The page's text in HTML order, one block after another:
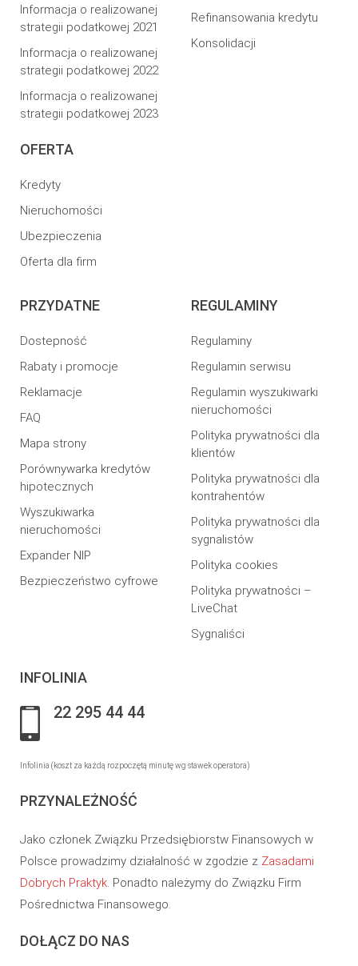
Informacja o realizowanej
strategii podatkowej 2021
Informacja o realizowanej
strategii podatkowej 2022
Informacja o realizowanej
strategii podatkowej 2023
OFERTA
Kredyty
Nieruchomości
Ubezpieczenia
Oferta dla firm
Refinansowania kredytu
Konsolidacji
PRZYDATNE
Dostepność
Rabaty i promocje
Reklamacje
FAQ
Mapa strony
Porównywarka kredytów
hipotecznych
Wyszukiwarka
nieruchomości
Expander NIP
Bezpieczeństwo cyfrowe
REGULAMINY
Regulaminy
Regulamin serwisu
Regulamin wyszukiwarki
nieruchomości
Polityka prywatności dla
klientów
Polityka prywatności dla
kontrahentów
Polityka prywatności dla
sygnalistów
Polityka cookies
Polityka prywatności –
LiveChat
Sygnaliści
INFOLINIA
22 295 44 44
Infolinia (koszt za każdą rozpoczętą minutę wg stawek operatora)
PRZYNALEŻNOŚĆ
Jako członek Związku Przedsiębiorstw Finansowych w
Polsce prowadzimy działalność w zgodzie z Zasadami
Dobrych Praktyk. Ponadto należymy do Związku Firm
Pośrednictwa Finansowego.
DOŁĄCZ DO NAS